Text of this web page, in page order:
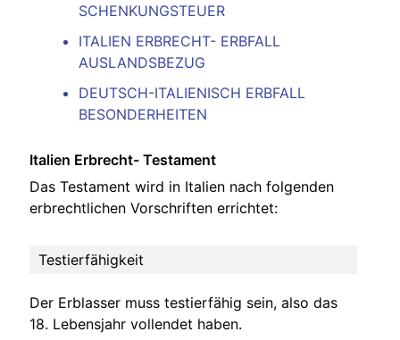
SCHENKUNGSTEUER
ITALIEN ERBRECHT- ERBFALL
AUSLANDSBEZUG
DEUTSCH-ITALIENISCH ERBFALL
BESONDERHEITEN
Italien Erbrecht- Testament
Das Testament wird in Italien nach folgenden
erbrechtlichen Vorschriften errichtet:
Testierfähigkeit
Der Erblasser muss testierfähig sein, also das
18. Lebensjahr vollendet haben.